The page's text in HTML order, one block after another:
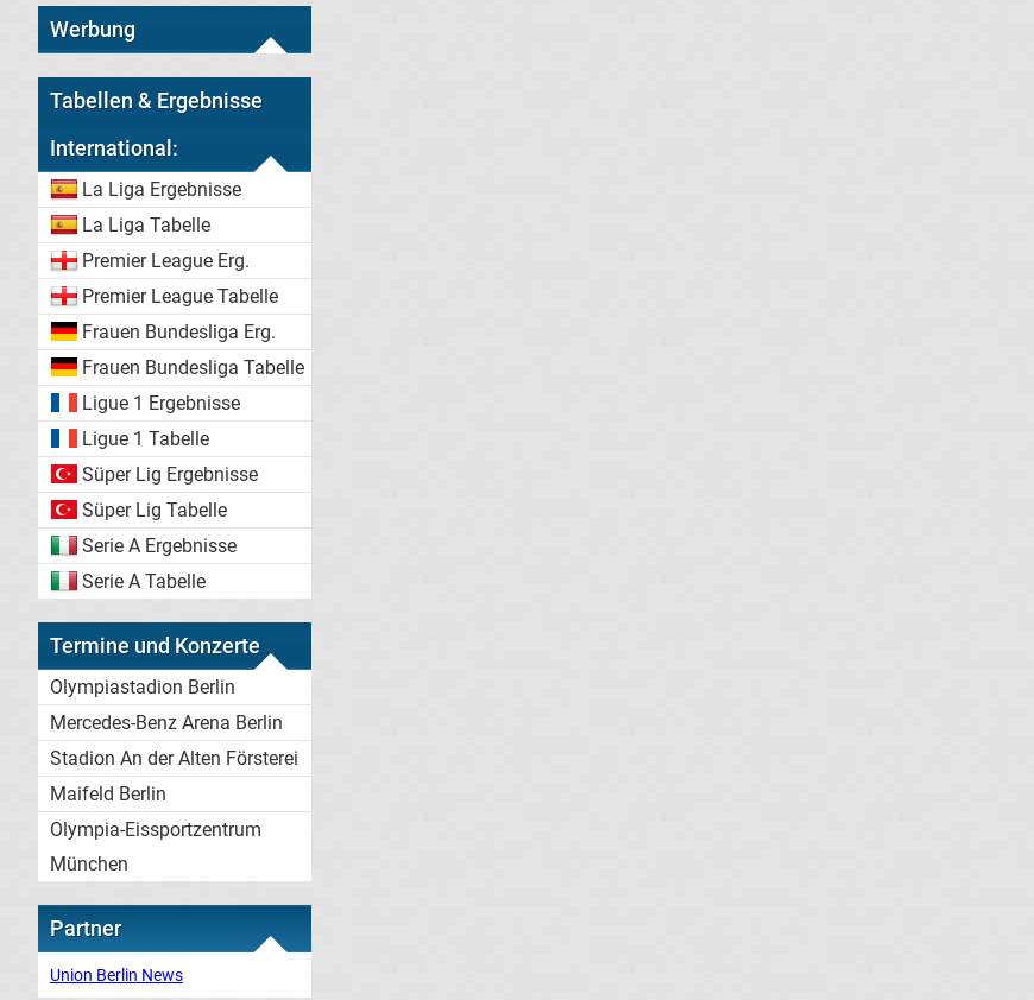
Werbung
Tabellen & Ergebnisse
International:
La Liga Ergebnisse
La Liga Tabelle
Premier League Erg.
Premier League Tabelle
Frauen Bundesliga Erg.
Frauen Bundesliga Tabelle
Ligue 1 Ergebnisse
Ligue 1 Tabelle
Süper Lig Ergebnisse
Süper Lig Tabelle
Serie A Ergebnisse
Serie A Tabelle
Termine und Konzerte
Olympiastadion Berlin
Mercedes-Benz Arena Berlin
Stadion An der Alten Försterei
Maifeld Berlin
Olympia-Eissportzentrum
München
Partner
Union Berlin News